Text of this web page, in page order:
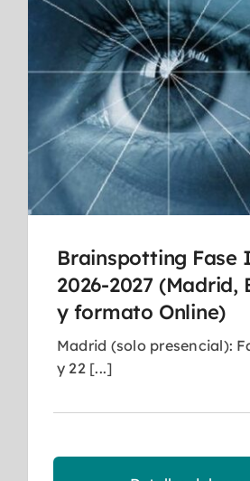
Brainspotting
2026-2027 (Madrid,
y formato Online)
Madrid (solo presencial):
y 22 [...]